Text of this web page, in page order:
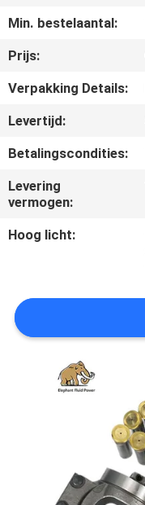
GEVALLEN
SITEMAP
PRIVACY
POLICY
Min. bestelaantal:
Prijs:
Verpakking Details:
Levertijd:
Betalingscondities:
Levering
vermogen:
Hoog licht: